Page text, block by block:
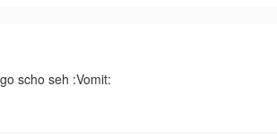
scho seh :Vomit: